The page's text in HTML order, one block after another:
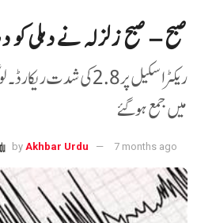
صبح – صبح زلزلہ نے دہلی کو
ریکٹر اسکیل پر 2.8 کی
میں جمع ہو گئے
by Akhbar Urdu 7 months ago